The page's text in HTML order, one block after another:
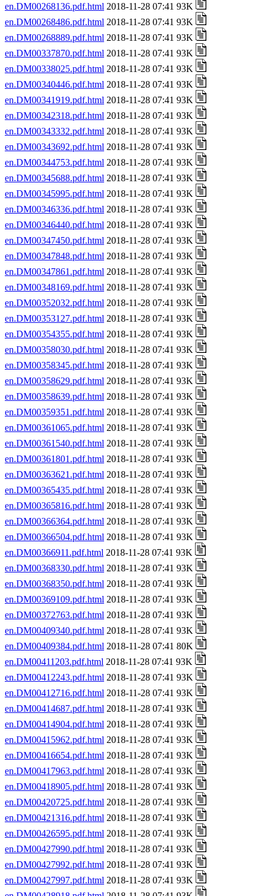
en.DM00268136.pdf.html 2018-11-28 07:41 93K
en.DM00268486.pdf.html 2018-11-28 07:41 93K
en.DM00268889.pdf.html 2018-11-28 07:41 93K
en.DM00337870.pdf.html 2018-11-28 07:41 93K
en.DM00338025.pdf.html 2018-11-28 07:41 93K
en.DM00340446.pdf.html 2018-11-28 07:41 93K
en.DM00341919.pdf.html 2018-11-28 07:41 93K
en.DM00342318.pdf.html 2018-11-28 07:41 93K
en.DM00343332.pdf.html 2018-11-28 07:41 93K
en.DM00343692.pdf.html 2018-11-28 07:41 93K
en.DM00344753.pdf.html 2018-11-28 07:41 93K
en.DM00345688.pdf.html 2018-11-28 07:41 93K
en.DM00345995.pdf.html 2018-11-28 07:41 93K
en.DM00346336.pdf.html 2018-11-28 07:41 93K
en.DM00346440.pdf.html 2018-11-28 07:41 93K
en.DM00347450.pdf.html 2018-11-28 07:41 93K
en.DM00347848.pdf.html 2018-11-28 07:41 93K
en.DM00347861.pdf.html 2018-11-28 07:41 93K
en.DM00348169.pdf.html 2018-11-28 07:41 93K
en.DM00352032.pdf.html 2018-11-28 07:41 93K
en.DM00353127.pdf.html 2018-11-28 07:41 93K
en.DM00354355.pdf.html 2018-11-28 07:41 93K
en.DM00358030.pdf.html 2018-11-28 07:41 93K
en.DM00358345.pdf.html 2018-11-28 07:41 93K
en.DM00358629.pdf.html 2018-11-28 07:41 93K
en.DM00358639.pdf.html 2018-11-28 07:41 93K
en.DM00359351.pdf.html 2018-11-28 07:41 93K
en.DM00361065.pdf.html 2018-11-28 07:41 93K
en.DM00361540.pdf.html 2018-11-28 07:41 93K
en.DM00361801.pdf.html 2018-11-28 07:41 93K
en.DM00363621.pdf.html 2018-11-28 07:41 93K
en.DM00365435.pdf.html 2018-11-28 07:41 93K
en.DM00365816.pdf.html 2018-11-28 07:41 93K
en.DM00366364.pdf.html 2018-11-28 07:41 93K
en.DM00366504.pdf.html 2018-11-28 07:41 93K
en.DM00366911.pdf.html 2018-11-28 07:41 93K
en.DM00368330.pdf.html 2018-11-28 07:41 93K
en.DM00368350.pdf.html 2018-11-28 07:41 93K
en.DM00369109.pdf.html 2018-11-28 07:41 93K
en.DM00372763.pdf.html 2018-11-28 07:41 93K
en.DM00409340.pdf.html 2018-11-28 07:41 93K
en.DM00409384.pdf.html 2018-11-28 07:41 80K
en.DM00411203.pdf.html 2018-11-28 07:41 93K
en.DM00412243.pdf.html 2018-11-28 07:41 93K
en.DM00412716.pdf.html 2018-11-28 07:41 93K
en.DM00414687.pdf.html 2018-11-28 07:41 93K
en.DM00414904.pdf.html 2018-11-28 07:41 93K
en.DM00415962.pdf.html 2018-11-28 07:41 93K
en.DM00416654.pdf.html 2018-11-28 07:41 93K
en.DM00417963.pdf.html 2018-11-28 07:41 93K
en.DM00418905.pdf.html 2018-11-28 07:41 93K
en.DM00420725.pdf.html 2018-11-28 07:41 93K
en.DM00421316.pdf.html 2018-11-28 07:41 93K
en.DM00426595.pdf.html 2018-11-28 07:41 93K
en.DM00427990.pdf.html 2018-11-28 07:41 93K
en.DM00427992.pdf.html 2018-11-28 07:41 93K
en.DM00427997.pdf.html 2018-11-28 07:41 93K